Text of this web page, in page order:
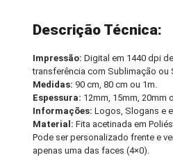
Descrição Técnica:
Impressão: Digital em 1440 dpi
transferência com Sublimação ou
Medidas: 90 cm, 80 cm ou 1m.
Espessura: 12mm, 15mm, 20mm
Informações:Logos, Slogans e
Material: Fita acetinada em
Pode ser personalizado frente e
apenas uma das faces (4×0).